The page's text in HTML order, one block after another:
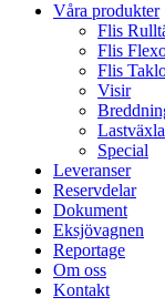
Våra produkter
Flis
Flis
Flis
Visir
Special
Leveranser
Reservdelar
Dokument
Eksjövagnen
Reportage
Om oss
Kontakt